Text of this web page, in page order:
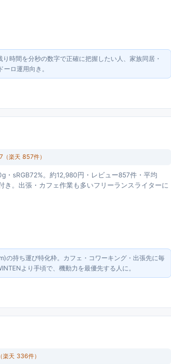
時間を分秒の数字で正確に把握したい人、家族同居・
ロ運用向き。
（楽天 857件）
sRGB72%。約12,980円・レビュー857件・平均
。出張・カフェ作業も多いフリーランスライターに
の持ち運び特化枠。カフェ・コワーキング・出張先に毎
より手頃で、機動力を最優先する人に。
（楽天 336件）